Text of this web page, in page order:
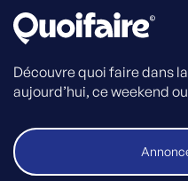
Découvre quoi faire dans
aujourd’hui, ce weekend